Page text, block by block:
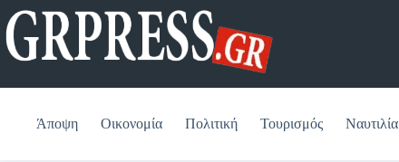
Μετάβαση
στο
περιεχόμενο
Άποψη Οικονομία Πολιτική Τουρισμός Ναυτιλία